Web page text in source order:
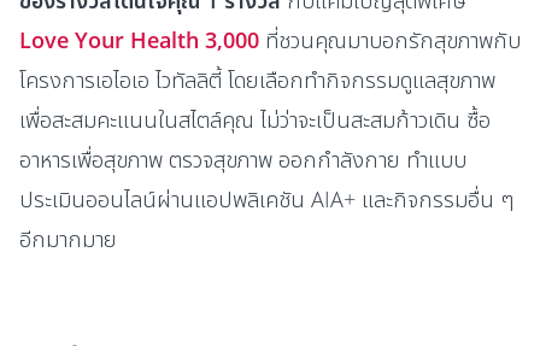
Love Your Health 3,000 ที่ชวนคุณมาบอกรักสุขภาพกับ
โครงการเอไอเอ ไวทัลลิตี้ โดยเลือกทำกิจกรรมดูแลสุขภาพ
เพื่อสะสมคะแนนในสไตล์คุณ ไม่ว่าจะเป็นสะสมก้าวเดิน ซื้อ
อาหารเพื่อสุขภาพ ตรวจสุขภาพ ออกกำลังกาย ทำแบบ
ประเมินออนไลน์ผ่านแอปพลิเคชัน AIA+ และกิจกรรมอื่น ๆ
อีกมากมาย